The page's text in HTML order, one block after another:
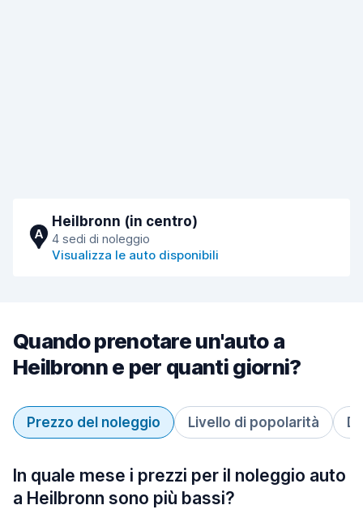
A
Heilbronn (in centro)
4 sedi di noleggio
Visualizza le auto disponibili
Quando prenotare un'auto a
Heilbronn e per quanti giorni?
Prezzo del noleggio Livello di popolarità
In quale mese i prezzi per il noleggio auto
a Heilbronn sono più bassi?